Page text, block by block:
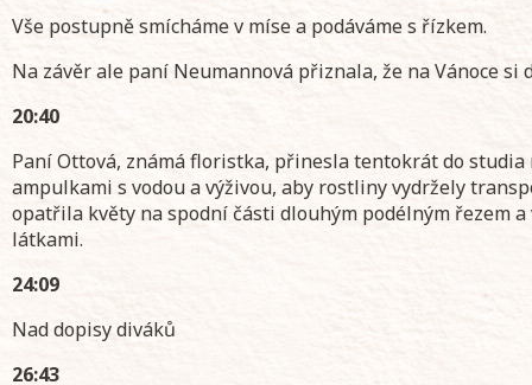
Vše postupně smícháme v míse a podáváme s řízkem.
Na závěr ale paní Neumannová přiznala, že na Vánoce si
20:40
Paní Ottová, známá floristka, přinesla tentokrát do
ampulkami s vodou a výživou, aby rostliny vydržely
opatřila květy na spodní části dlouhým podélným řezem
látkami.
24:09
Nad dopisy diváků
26:43